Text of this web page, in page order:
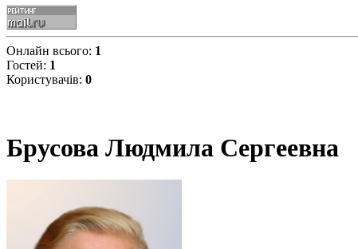
Онлайн всього: 1
Гостей: 1
Користувачів: 0
Брусова Людмила Сергеевна